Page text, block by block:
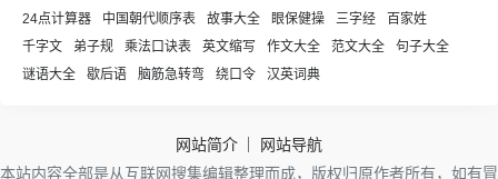
24点计算器
中国朝代顺序表 故事大全 眼保健操 三字经
百家姓
千字文
弟子规 乘法口诀表 英文缩写 作文大全 范文大全
句子大全
谜语大全
歇后语 脑筋急转弯 绕口令 汉英词典
网站简介
网站导航
本站内容全部是从互联网搜集编辑整理而成，版权归原作者所有，如有冒